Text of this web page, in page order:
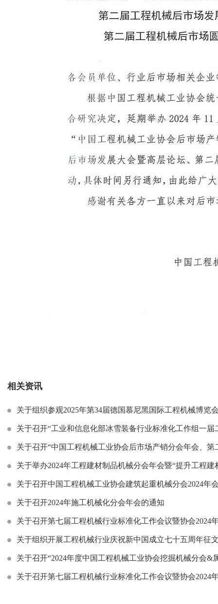
相关资讯
关于组织参观2025年第34届德国慕尼黑国际工程机械博览
关于召开“工业和信息化部冰雪装备行业标准化工作组一届二次工作会议”和“
关于召开“中国工程机械工业协会后市场产销分会年会、第二届工程机械后
关于举办2024年工程建材制品机械分会年会暨“提升工程建材制
关于召开中国工程机械工业协会建筑起重机械分会2024年
关于召开2024年施工机械化分会年会的通知
关于召开第七届工程机械行业标准化工作会议暨协会2024
关于组织开展工程机械行业庆祝新中国成立七十五周年征
关于召开“2024年度中国工程机械工业协会挖掘机械分会&
关于召开第七届工程机械行业标准化工作会议暨协会2024